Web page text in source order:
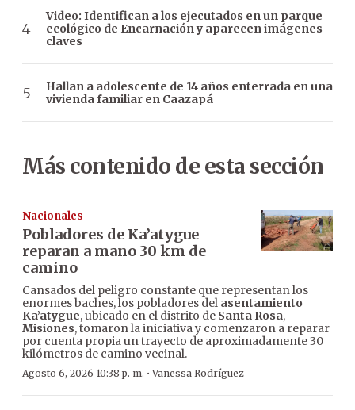
Video: Identifican a los ejecutados en un parque
ecológico de Encarnación y aparecen imágenes
claves
Hallan a adolescente de 14 años enterrada en una
vivienda familiar en Caazapá
Más contenido de esta sección
Nacionales
Pobladores de Ka’atygue
reparan a mano 30 km de
camino
Cansados del peligro constante que representan los
enormes baches, los pobladores del asentamiento
Ka’atygue, ubicado en el distrito de Santa Rosa,
Misiones, tomaron la iniciativa y comenzaron a reparar
por cuenta propia un trayecto de aproximadamente 30
kilómetros de camino vecinal.
Agosto 6, 2026 10:38 p. m. ·Vanessa Rodríguez